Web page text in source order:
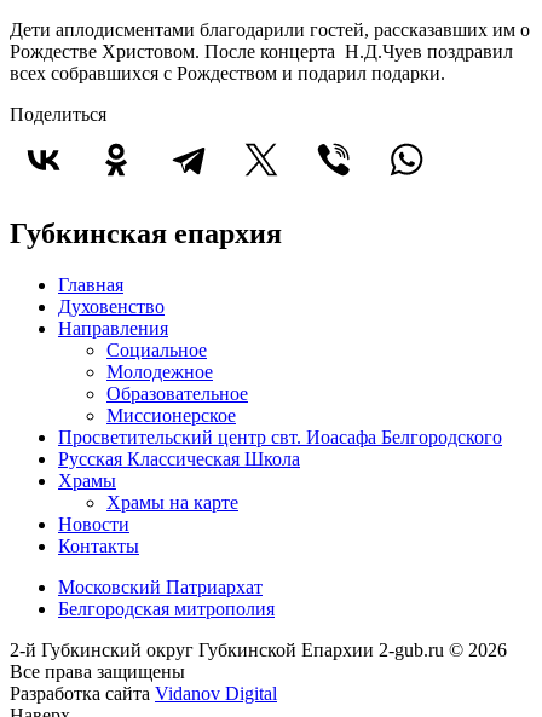
Дети аплодисментами благодарили гостей, рассказавших им о
Рождестве Христовом. После концерта Н.Д.Чуев поздравил
всех собравшихся с Рождеством и подарил подарки.
Поделиться
Губкинская епархия
Главная
Духовенство
Направления
Социальное
Молодежное
Образовательное
Миссионерское
Просветительский центр свт. Иоасафа Белгородского
Русская Классическая Школа
Храмы
Храмы на карте
Новости
Контакты
Московский Патриархат
Белгородская митрополия
2-й Губкинский округ Губкинской Епархии 2-gub.ru © 2026
Все права защищены
Разработка сайта Vidanov Digital